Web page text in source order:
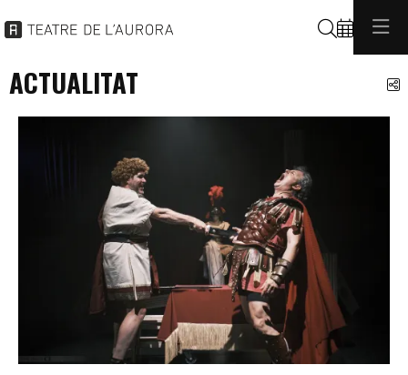
Cerca
ACTUALITAT